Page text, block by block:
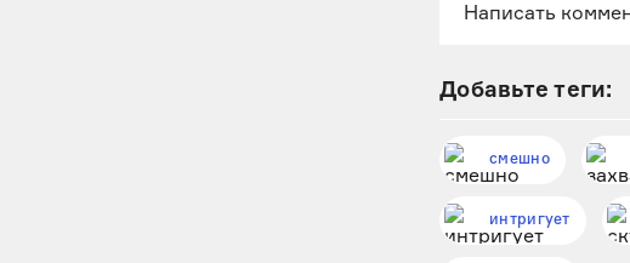
Добавьте теги:
смешно
интригует